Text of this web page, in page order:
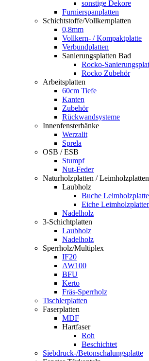
sonstige Dekore
Furnierspanplatten
Schichtstoffe/Vollkernplatten
0,8mm
Vollkern- / Kompaktplatte
Verbundplatten
Sanierungsplatten Bad
Rocko-
Rocko Zubehör
Arbeitsplatten
60cm Tiefe
Kanten
Zubehör
Rückwandsysteme
Innenfensterbänke
Werzalit
Sprela
OSB / ESB
Stumpf
Nut-Feder
Naturholzplatten / Leimholzplatten
Laubholz
Buche
Eiche
Nadelholz
3-Schichtplatten
Laubholz
Nadelholz
Sperrholz/Multiplex
IF20
AW100
BFU
Kerto
Fräs-Sperrholz
Tischlerplatten
Faserplatten
MDF
Hartfaser
Roh
Beschichtet
Siebdruck-/Betonschalungsplatte